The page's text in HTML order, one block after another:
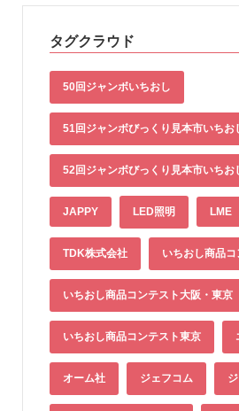
タグクラウド
50回ジャンボいちおし
51回ジャンボびっくり見本市いちお
52回ジャンボびっくり見本市いちお
JAPPY LED照明 LME
TDK株式会社 いちおし商品
いちおし商品コンテスト大阪・東京
いちおし商品コンテスト東京
オーム社 ジェフコム